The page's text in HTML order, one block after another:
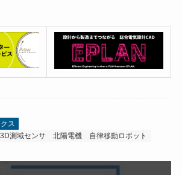
ス
3D測域センサ 北陽電機 自律移動ロボット